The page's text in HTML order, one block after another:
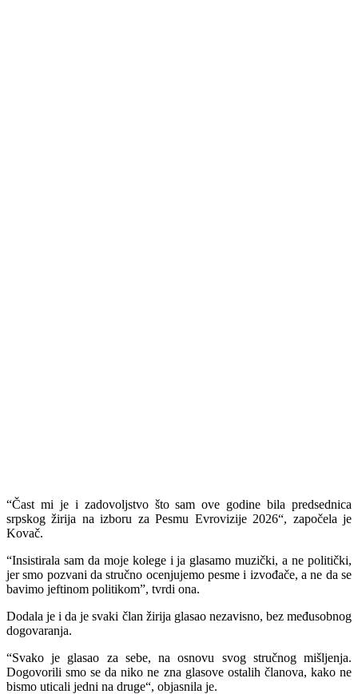
“Čast mi je i zadovoljstvo što sam ove godine bila predsednica
srpskog žirija na izboru za Pesmu Evrovizije 2026“, započela je
Kovač.
“Insistirala sam da moje kolege i ja glasamo muzički, a ne politički,
jer smo pozvani da stručno ocenjujemo pesme i izvođače, a ne da se
bavimo jeftinom politikom”, tvrdi ona.
Dodala je i da je svaki član žirija glasao nezavisno, bez međusobnog
dogovaranja.
“Svako je glasao za sebe, na osnovu svog stručnog mišljenja.
Dogovorili smo se da niko ne zna glasove ostalih članova, kako ne
bismo uticali jedni na druge“, objasnila je.